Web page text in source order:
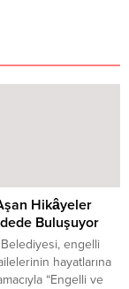
Hikâyeler
Buluşuyor
engelli
hayatlarına
“Engelli ve